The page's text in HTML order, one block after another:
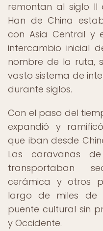
remontan al siglo II
Han de China
con Asia Central y
intercambio inicial
nombre de la ruta,
vasto sistema de
durante siglos.
Con el paso del
expandió y
que iban desde
Las caravanas
transportaban
cerámica y otros
largo de miles de
puente cultural sin
y Occidente.